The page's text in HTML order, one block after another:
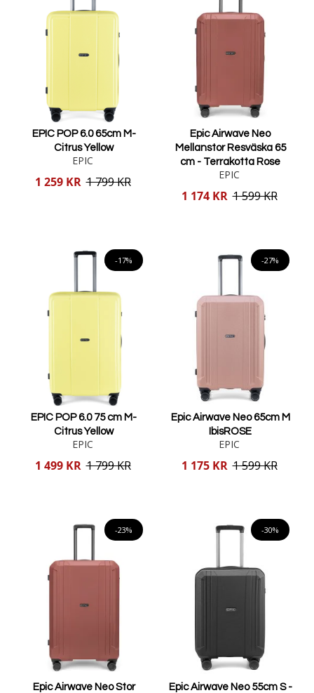
EPIC POP 6.0 65cm M-
Citrus Yellow
EPIC
Reducerat
1 259 KR 1 799 KR
Epic Airwave Neo
Mellanstor Resväska 65
cm - Terrakotta Rose
EPIC
Reducerat
1 174 KR 1 599 KR
-17%
EPIC POP 6.0 75 cm M-
Citrus Yellow
EPIC
Reducerat
1 499 KR 1 799 KR
-27%
Epic Airwave Neo 65cm M
IbisROSE
EPIC
Reducerat
1 175 KR 1 599 KR
-23%
Epic Airwave Neo Stor
-30%
Epic Airwave Neo 55cm S -